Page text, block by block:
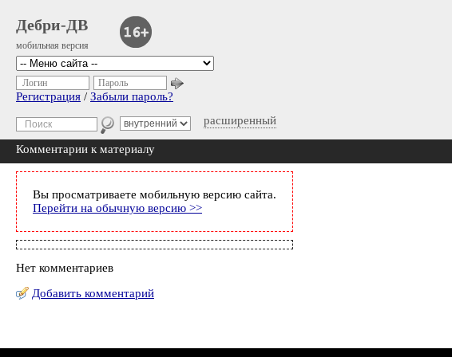
Дебри-ДВ
мобильная версия
расширенный
Логин Пароль
Регистрация / Забыли пароль?
Комментарии к материалу
Вы просматриваете мобильную версию сайта.
Перейти на обычную версию >>
Нет комментариев
Добавить комментарий